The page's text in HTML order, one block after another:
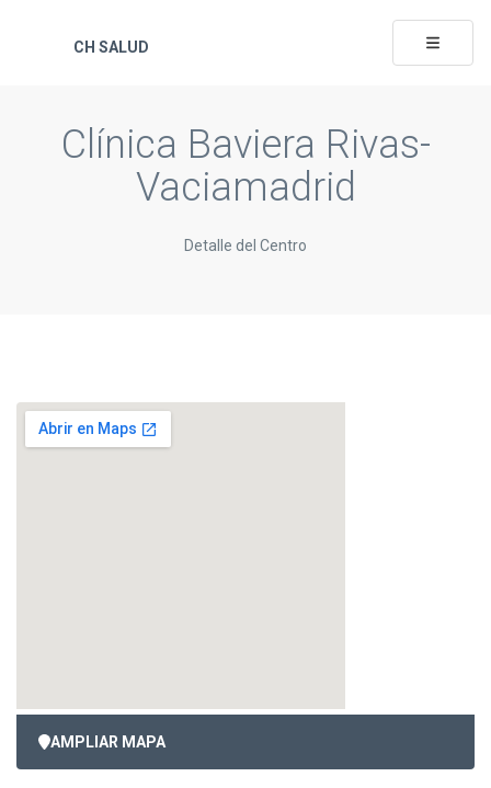
Toggle
CH SALUD
Clínica Baviera Rivas-
Vaciamadrid
Detalle del Centro
AMPLIAR MAPA